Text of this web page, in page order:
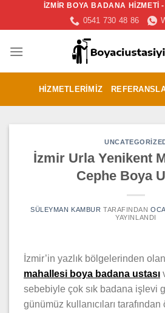
İZMİR BOYA BADANA HİZMETİ
0541 730 48 86
HIZMETLERIMIZ
İzmir Urla Yenikent
Cephe Boya
SÜLEYMAN KAMBUR TARAFINDAN
YAYINLANDI
İzmir’in yazlık bölgelerinden olan
mahallesi boya badana ustası
sebebiyle çok sık badana işlevi
günümüz kullanıcıları